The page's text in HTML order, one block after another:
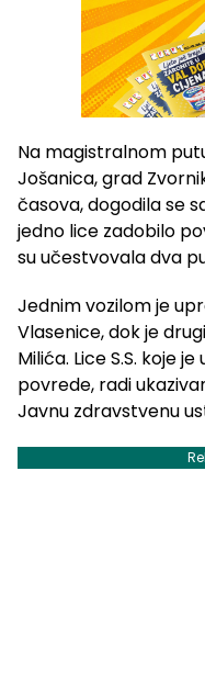
Na magistralnom
Jošanica, grad
časova, dogodila se
jedno lice zadobilo
su učestvovala dva
Jednim vozilom je
Vlasenice, dok je
Milića. Lice S.S. koje
povrede, radi
Javnu zdravstvenu